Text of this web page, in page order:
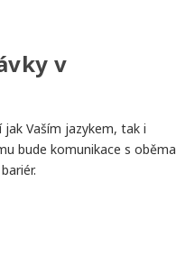
v
Vaším jazykem, tak i
bude komunikace s oběma